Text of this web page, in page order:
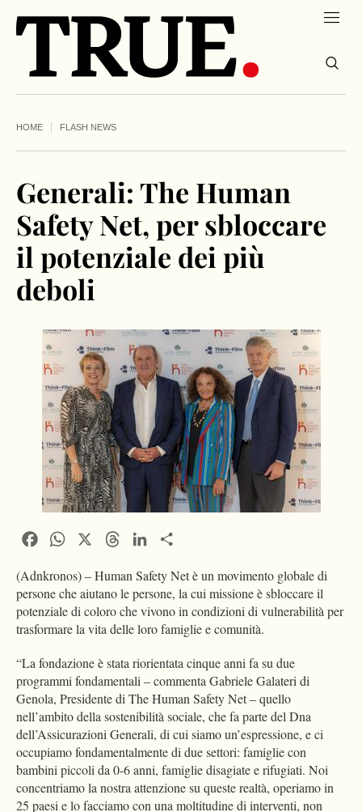
HOME FLASH NEWS
Generali: The Human
Safety Net, per sbloccare
il potenziale dei più
deboli
FacebookWhatsApp ThreadsLinkedIn
(Adnkronos) – Human Safety Net è un movimento globale di
persone che aiutano le persone, la cui missione è sbloccare il
potenziale di coloro che vivono in condizioni di vulnerabilità per
trasformare la vita delle loro famiglie e comunità.
“La fondazione è stata riorientata cinque anni fa su due
programmi fondamentali – commenta Gabriele Galateri di
Genola, Presidente di The Human Safety Net – quello
nell’ambito della sostenibilità sociale, che fa parte del Dna
dell’Assicurazioni Generali, di cui siamo un’espressione, e ci
occupiamo fondamentalmente di due settori: famiglie con
bambini piccoli da 0-6 anni, famiglie disagiate e rifugiati. Noi
concentriamo la nostra attenzione su queste realtà, operiamo in
25 paesi e lo facciamo con una moltitudine di interventi, non